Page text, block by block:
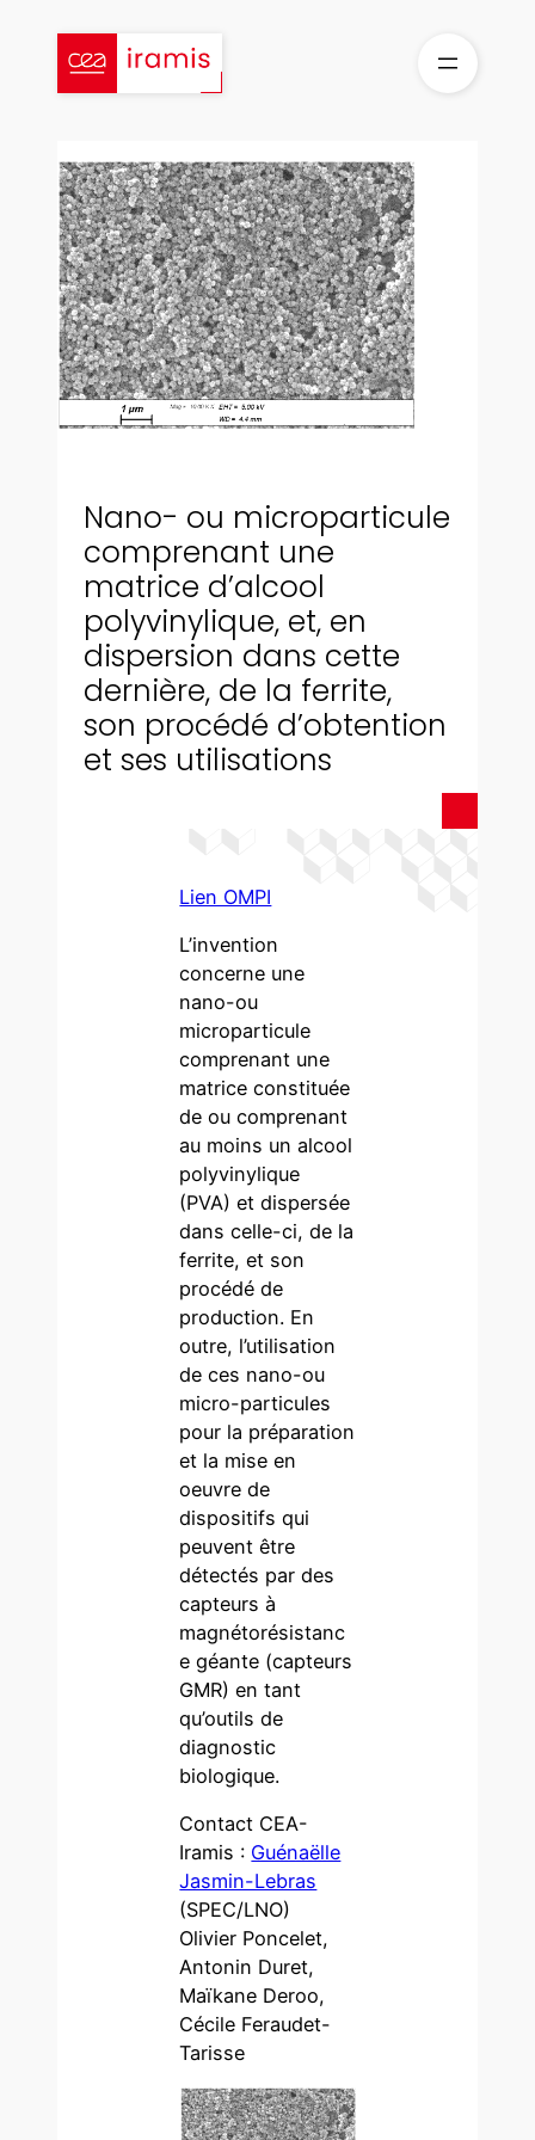
contenu
Nano- ou microparticule
comprenant une
matrice d’alcool
polyvinylique, et, en
dispersion dans cette
dernière, de la ferrite,
son procédé d’obtention
et ses utilisations
Lien OMPI
L’invention
concerne une
nano-ou
microparticule
comprenant une
matrice constituée
de ou comprenant
au moins un alcool
polyvinylique
(PVA) et dispersée
dans celle-ci, de la
ferrite, et son
procédé de
production. En
outre, l’utilisation
de ces nano-ou
micro-particules
pour la préparation
et la mise en
oeuvre de
dispositifs qui
peuvent être
détectés par des
capteurs à
magnétorésistanc
e géante (capteurs
GMR) en tant
qu’outils de
diagnostic
biologique.
Contact CEA-
Iramis : Guénaëlle
Jasmin-Lebras
(SPEC/LNO)
Olivier Poncelet,
Antonin Duret,
Maïkane Deroo,
Cécile Feraudet-
Tarisse